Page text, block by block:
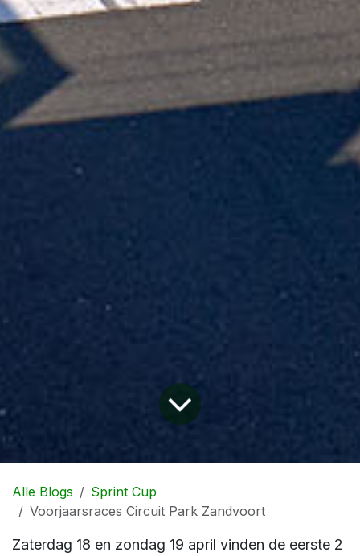
Alle Blogs
Sprint Cup
Voorjaarsraces Circuit Park Zandvoort
Zaterdag 18 en zondag 19 april vinden de eerste 2